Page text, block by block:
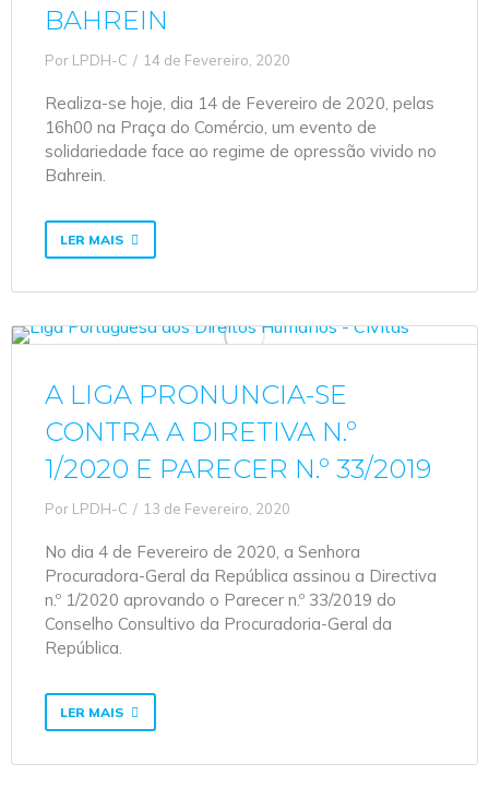
BAHREIN
Por LPDH-C 14 de Fevereiro, 2020
Realiza-se hoje, dia 14 de Fevereiro de 2020, pelas
16h00 na Praça do Comércio, um evento de
solidariedade face ao regime de opressão vivido no
Bahrein.
LER MAIS
A LIGA PRONUNCIA-SE
CONTRA A DIRETIVA N.º
1/2020 E PARECER N.º 33/2019
Por LPDH-C 13 de Fevereiro, 2020
No dia 4 de Fevereiro de 2020, a Senhora
Procuradora-Geral da República assinou a Directiva
n.º 1/2020 aprovando o Parecer n.º 33/2019 do
Conselho Consultivo da Procuradoria-Geral da
República.
LER MAIS